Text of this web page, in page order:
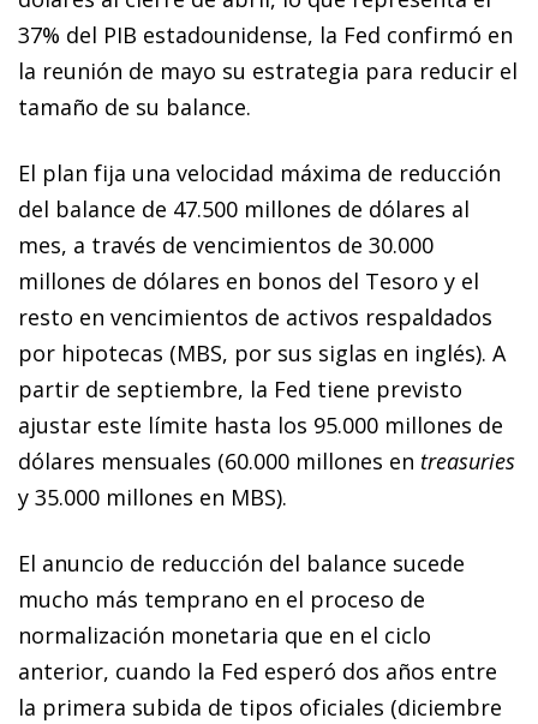
37% del PIB estadounidense, la Fed confirmó en
la reunión de mayo su estrategia para reducir el
tamaño de su balance.
El plan fija una velocidad máxima de reducción
del balance de 47.500 millones de dólares al
mes, a través de vencimientos de 30.000
millones de dólares en bonos del Tesoro y el
resto en vencimientos de activos respaldados
por hipotecas (MBS, por sus siglas en inglés). A
partir de septiembre, la Fed tiene previsto
ajustar este límite hasta los 95.000 millones de
dólares mensuales (60.000 millones en treasuries
y 35.000 millones en MBS).
El anuncio de reducción del balance sucede
mucho más temprano en el proceso de
normalización monetaria que en el ciclo
anterior, cuando la Fed esperó dos años entre
la primera subida de tipos oficiales (diciembre